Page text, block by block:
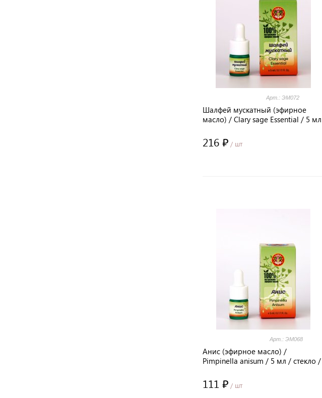
Арт.: ЭМ072
Шалфей мускатный (эфирное
масло) / Clary sage Essential / 5 мл
216 ₽ / шт
Арт.: ЭМ068
Анис (эфирное масло) /
Pimpinella anisum / 5 мл / стекло /
111 ₽ / шт